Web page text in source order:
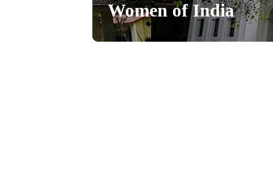
Women of India